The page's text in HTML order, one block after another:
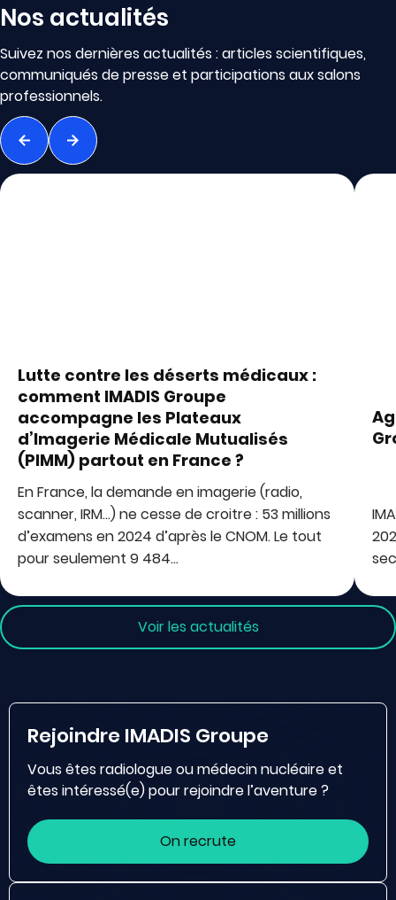
Nos actualités
Suivez nos dernières actualités : articles scientifiques,
communiqués de presse et participations aux salons
professionnels.
Précédent
Suivant
Lutte contre les déserts médicaux :
comment IMADIS Groupe
accompagne les Plateaux
d’Imagerie Médicale Mutualisés
(PIMM) partout en France ?
En France, la demande en imagerie (radio,
scanner, IRM…) ne cesse de croitre : 53 millions
d’examens en 2024 d’après le CNOM. Le tout
pour seulement 9 484…
Voir les actualités
Rejoindre IMADIS Groupe
Vous êtes radiologue ou médecin nucléaire et
êtes intéressé(e) pour rejoindre l’aventure ?
On recrute